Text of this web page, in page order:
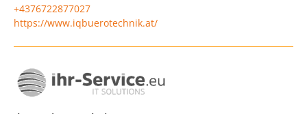
+4376722877027
https://www.iqbuerotechnik.at/